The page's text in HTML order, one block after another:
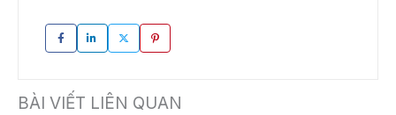
BÀI VIẾT LIÊN QUAN